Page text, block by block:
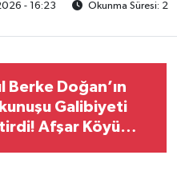
- 16:23
Okunma Süresi: 2
Berke Doğan’ın
Galibiyeti
Afşar Köyü